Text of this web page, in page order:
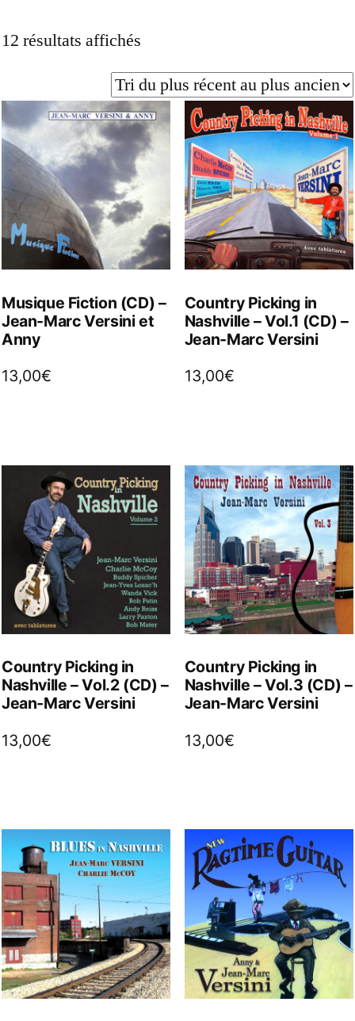
12 résultats affichés
Musique Fiction (CD) –
Jean-Marc Versini et
Anny
13,00€
Country Picking in
Nashville – Vol.1 (CD) –
Jean-Marc Versini
13,00€
Country Picking in
Nashville – Vol.2 (CD) –
Jean-Marc Versini
13,00€
Country Picking in
Nashville – Vol.3 (CD) –
Jean-Marc Versini
13,00€